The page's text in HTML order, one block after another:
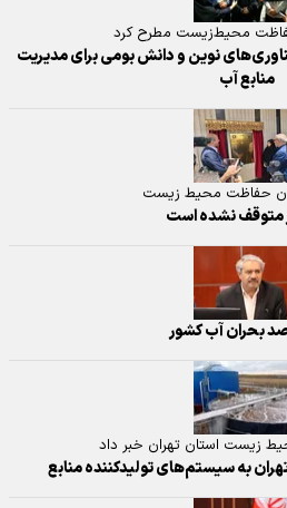
محیط‌زیست مطرح کرد
نوین و دانش بومی برای مدیریت
منابع آب
حفاظت محیط زیست
متوقف نشده است
زیست استان تهران خبر داد
به سیستم‌های تولیدکننده منابع